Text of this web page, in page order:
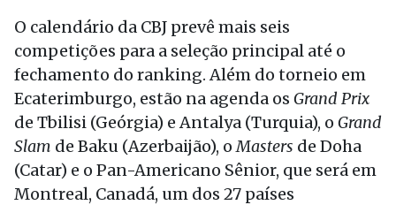
O calendário da CBJ prevê mais seis
competições para a seleção principal até o
fechamento do ranking. Além do torneio em
Ecaterimburgo, estão na agenda os Grand Prix
de Tbilisi (Geórgia) e Antalya (Turquia), o Grand
Slam de Baku (Azerbaijão), oMasters de Doha
(Catar) e o Pan-Americano Sênior, que será em
Montreal, Canadá, um dos 27 países